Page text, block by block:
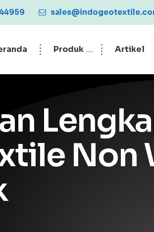
Penjualan Geotextile Berkualitas dan
Produk Artikel
Non